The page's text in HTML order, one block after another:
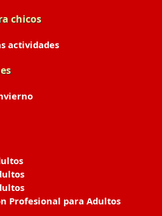
chicos
actividades
Profesional para Adultos